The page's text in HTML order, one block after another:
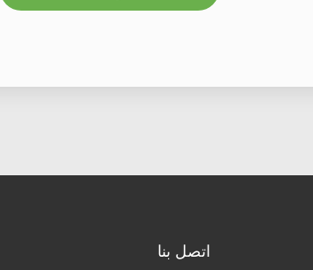
اتصل بنا